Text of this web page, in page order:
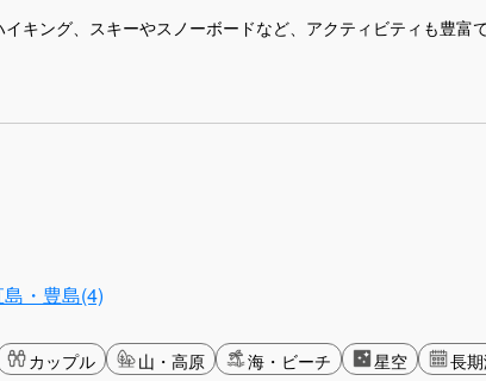
キング、スキーやスノーボードなど、アクティビティも豊
・豊島(4)
カップル 山・高原 海・ビーチ 星空 長